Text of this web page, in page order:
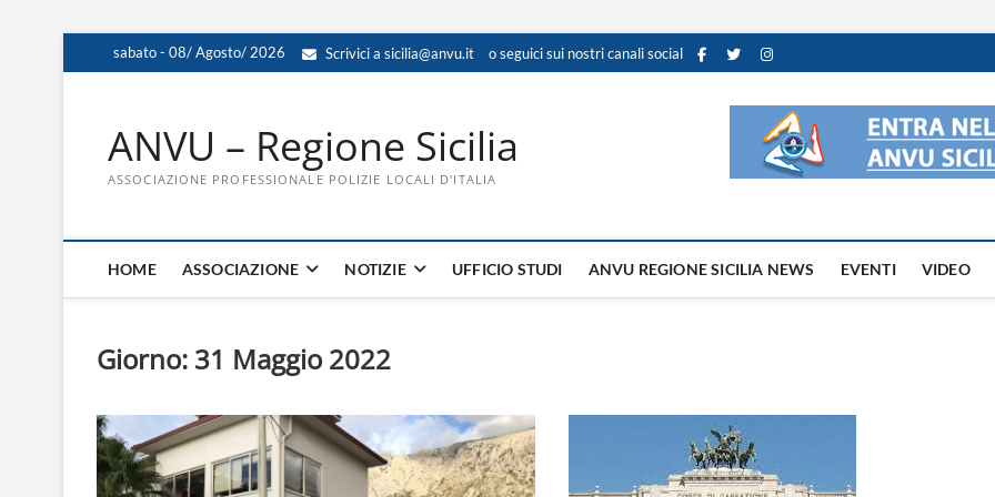
to
sabato - 08/ Agosto/ 2026 Scrivici a sicilia@anvu.it o seguici sui nostri canali social
ANVU – Regione Sicilia
ASSOCIAZIONE PROFESSIONALE POLIZIE LOCALI D'ITALIA
HOME ASSOCIAZIONE NOTIZIE UFFICIO STUDI ANVU REGIONE SICILIA NEWS EVENTI VIDEO
Giorno: 31 Maggio 2022